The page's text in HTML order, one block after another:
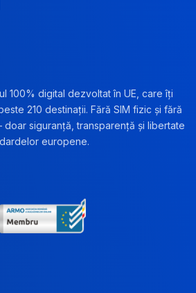
100% digital dezvoltat în UE, care îți
210 destinații. Fără SIM fizic și fără
doar siguranță, transparență și libertate
europene.